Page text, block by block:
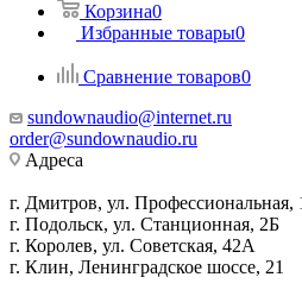
Корзина0
Избранные товары0
Сравнение товаров0
sundownaudio@internet.ru
order@sundownaudio.ru
Адреса
г. Дмитров, ул. Профессиональная,
г. Подольск, ул. Станционная, 2Б
г. Королев, ул. Советская, 42А
г. Клин, Ленинградское шоссе, 21